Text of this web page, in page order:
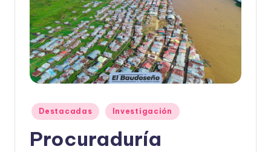
Publicado
en
Destacadas Investigación
Procuraduría